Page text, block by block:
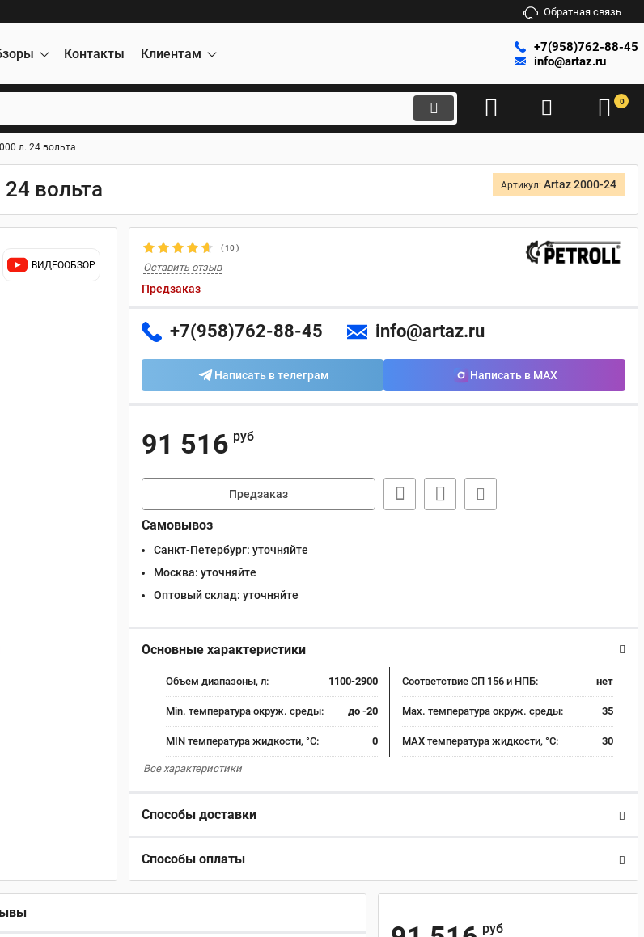
Обратная связь
Контакты Клиентам
+7(958)762-88-45
info@artaz.ru
0
л. 24 вольта
вольта Артикул: Artaz 2000-24
ВИДЕООБЗОР
(10)
Оставить отзыв
Предзаказ
+7(958)762-88-45 info@artaz.ru
Написать в телеграм Написать в MAX
91 516 руб
Предзаказ
Самовывоз
Санкт-Петербург: уточняйте
Москва: уточняйте
Оптовый склад: уточняйте
Основные характеристики
Объем диапазоны, л: 1100-2900 Соответствие СП 156 и НПБ: нет
Min. температура окруж. среды: до -20 Max. температура окруж. среды: 35
MIN температура жидкости, °C: 0 MAX температура жидкости, °C: 30
Все характеристики
Способы доставки
Способы оплаты
руб